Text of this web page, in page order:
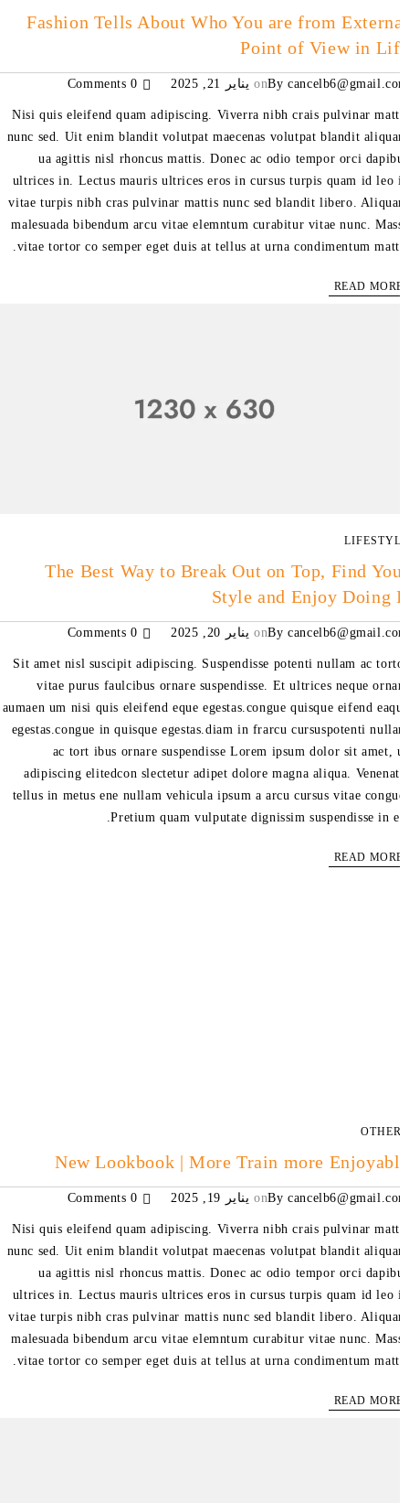
Fashion Tells About Who You are from
Point of View in
By
on يناير 21, 2025 0 Comments
Nisi quis eleifend quam adipiscing. Viverra nibh crais pulvinar
nunc sed. Uit enim blandit volutpat maecenas volutpat blandit
ua agittis nisl rhoncus mattis. Donec ac odio tempor orci
ultrices in. Lectus mauris ultrices eros in cursus turpis quam id leo
vitae turpis nibh cras pulvinar mattis nunc sed blandit libero.
malesuada bibendum arcu vitae elemntum curabitur vitae nunc.
vitae tortor co semper eget duis at tellus at urna condimentum
READ
The Best Way to Break Out on Top, Find
Style and Enjoy Doing
By
on يناير 20, 2025 0 Comments
Sit amet nisl suscipit adipiscing. Suspendisse potenti nullam ac
vitae purus faulcibus ornare suspendisse. Et ultrices neque
aumaen um nisi quis eleifend eque egestas.congue quisque eifend
egestas.congue in quisque egestas.diam in frarcu cursuspotenti
ac tort ibus ornare suspendisse Lorem ipsum dolor sit amet,
adipiscing elitedcon slectetur adipet dolore magna aliqua.
tellus in metus ene nullam vehicula ipsum a arcu cursus vitae
Pretium quam vulputate dignissim suspendisse in
READ
New Lookbook | More Train more
By
on يناير 19, 2025 0 Comments
Nisi quis eleifend quam adipiscing. Viverra nibh crais pulvinar
nunc sed. Uit enim blandit volutpat maecenas volutpat blandit
ua agittis nisl rhoncus mattis. Donec ac odio tempor orci
ultrices in. Lectus mauris ultrices eros in cursus turpis quam id leo
vitae turpis nibh cras pulvinar mattis nunc sed blandit libero.
malesuada bibendum arcu vitae elemntum curabitur vitae nunc.
vitae tortor co semper eget duis at tellus at urna condimentum
READ